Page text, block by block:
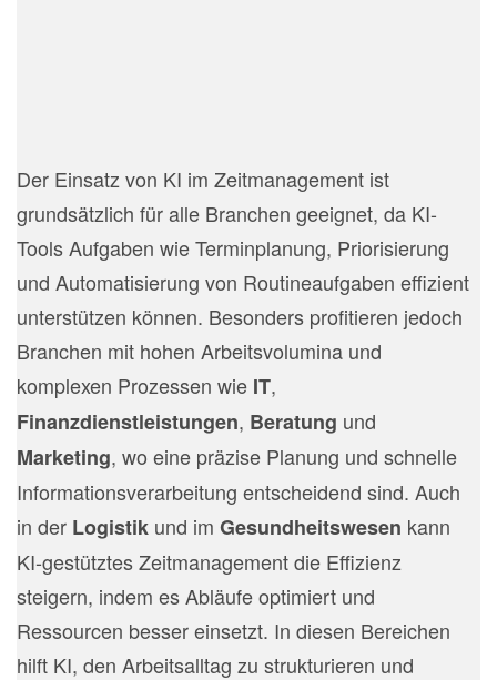
Der Einsatz von KI im Zeitmanagement ist
grundsätzlich für alle Branchen geeignet, da KI-
Tools Aufgaben wie Terminplanung, Priorisierung
und Automatisierung von Routineaufgaben effizient
unterstützen können. Besonders profitieren jedoch
Branchen mit hohen Arbeitsvolumina und
komplexen Prozessen wie IT,
Finanzdienstleistungen, Beratung und
Marketing, wo eine präzise Planung und schnelle
Informationsverarbeitung entscheidend sind. Auch
in der Logistik und im Gesundheitswesen kann
KI-gestütztes Zeitmanagement die Effizienz
steigern, indem es Abläufe optimiert und
Ressourcen besser einsetzt. In diesen Bereichen
hilft KI, den Arbeitsalltag zu strukturieren und